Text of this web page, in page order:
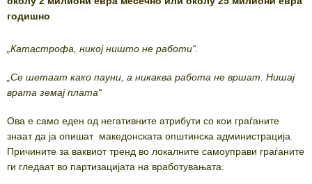
годишно
„Катастрофа, никој ништо не работи“.
„Се шетаат како пауни, а никаква работа не вршат. Нишај
врата земај плата“
Ова е само еден од негативните атрибути со кои граѓаните
знаат да ја опишат македонската општинска администрација.
Причините за ваквиот тренд во локалните самоуправи граѓаните
ги гледаат во партизацијата на вработувањата.